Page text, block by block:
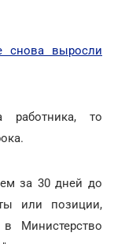
снова выросли
работника, то
за 30 дней до
или позиции,
Министерство